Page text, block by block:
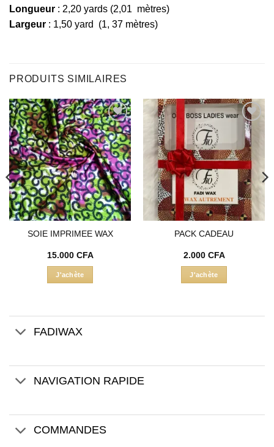
Longueur : 2,20 yards (2,01 mètres)
Largeur : 1,50 yard (1, 37 mètres)
PRODUITS SIMILAIRES
Ajouter
à la liste
d’envies
SOIE IMPRIMEE WAX
15.000 CFA
J'achète
Ajouter
à la liste
d’envies
PACK CADEAU
2.000 CFA
J'achète
FADIWAX
NAVIGATION RAPIDE
COMMANDES